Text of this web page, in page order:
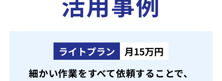
ライトプラン
月15万円
細かい作業をすべて依頼することで、